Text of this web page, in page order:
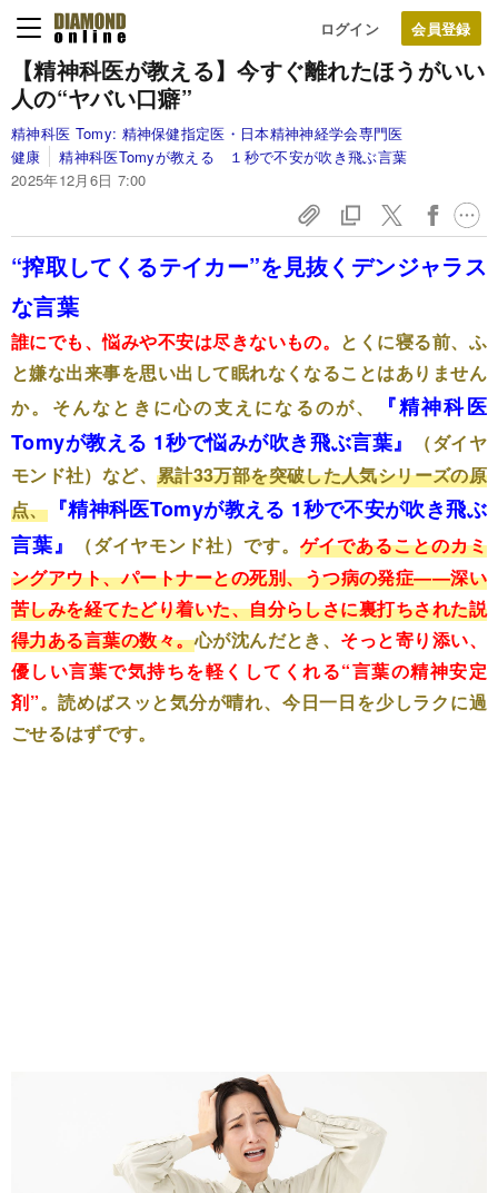
ログイン
【精神科医が教える】今すぐ離れたほうがいい
人の“ヤバい口癖”
精神科医 Tomy: 精神保健指定医・日本精神神経学会専門医
健康
精神科医Tomyが教える １秒で不安が吹き飛ぶ言葉
2025年12月6日 7:00
“搾取してくるテイカー”を見抜くデンジャラス
な言葉
誰にでも、悩みや不安は尽きないもの。 とくに寝る前、ふ
と嫌な出来事を思い出して眠れなくなることはありません
か。そんなときに心の支えになるのが、
『精神科医
Tomyが教える 1秒で悩みが吹き飛ぶ言葉』
（ダイヤ
モンド社） など、 累計33万部を突破した人気シリーズの原
点、『精神科医Tomyが教える 1秒で不安が吹き飛ぶ
言葉』
（ダイヤモンド社）です。 ゲイであることのカミ
ングアウト、パートナーとの死別、うつ病の発症――深い
苦しみを経てたどり着いた、自分らしさに裏打ちされた説
得力ある言葉の数々。心が沈んだとき、 そっと寄り添い、
優しい言葉で気持ちを軽くしてくれる“言葉の精神安定
剤”。読めばスッと気分が晴れ、今日一日を少しラクに過
ごせるはずです。